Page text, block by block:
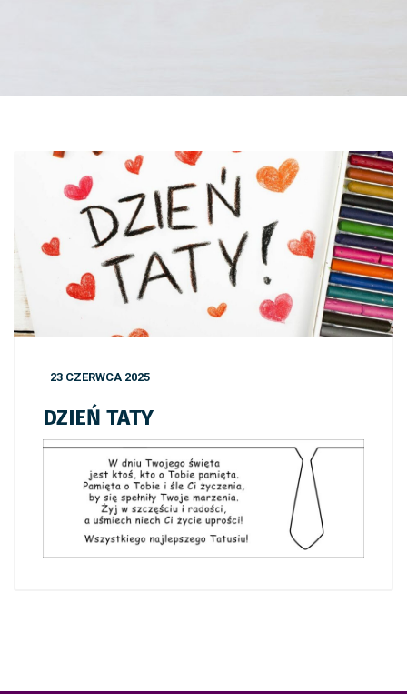
23 CZERWCA 2025
DZIEŃ TATY